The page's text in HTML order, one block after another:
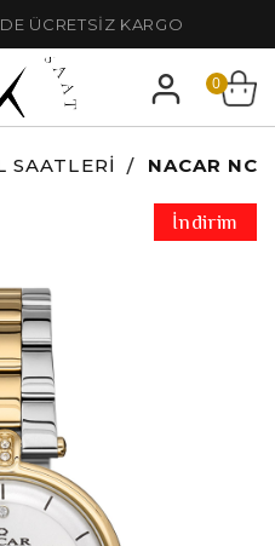
ÜCRETSİZ KARGO
0
SAATLERI NACAR
İndirim